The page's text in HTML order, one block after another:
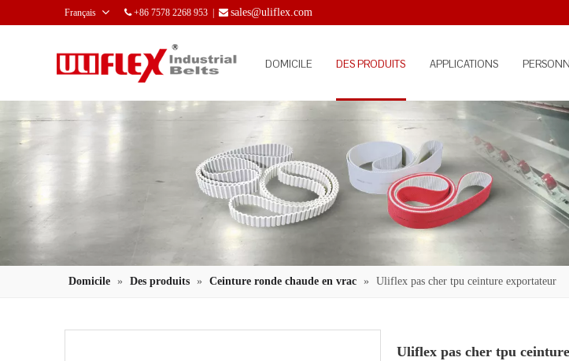
Français +86 7578 2268 953 |  sales@uliflex.com
DOMICILE DES PRODUITS APPLICATIONS
Domicile » Des produits » Ceinture ronde chaude en vrac » Uliflex pas cher tpu ceinture exportateur
Uliflex pas cher tpu